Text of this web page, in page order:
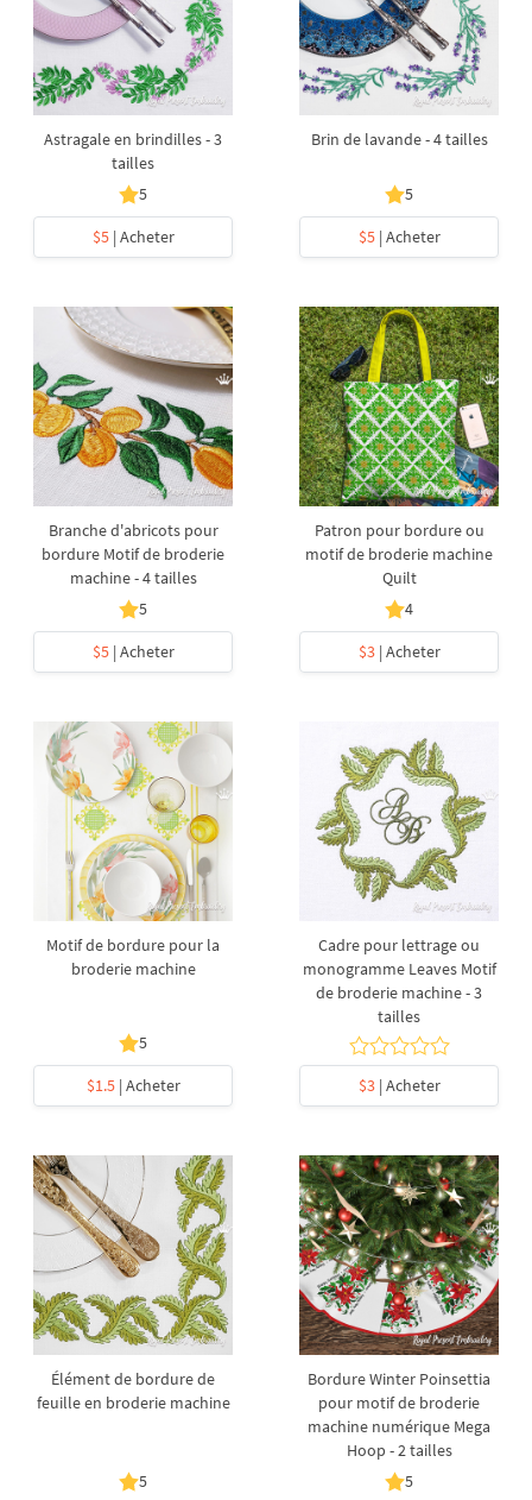
Astragale en brindilles - 3
tailles
5
$5| Acheter
Brin de lavande - 4 tailles
5
$5| Acheter
Branche d'abricots pour
bordure Motif de broderie
machine - 4 tailles
5
$5| Acheter
Patron pour bordure ou
motif de broderie machine
Quilt
4
$3| Acheter
Motif de bordure pour la
broderie machine
5
$1.5| Acheter
Cadre pour lettrage ou
monogramme Leaves Motif
de broderie machine - 3
tailles
$3| Acheter
Élément de bordure de
feuille en broderie machine
5
Bordure Winter Poinsettia
pour motif de broderie
machine numérique Mega
Hoop - 2 tailles
5